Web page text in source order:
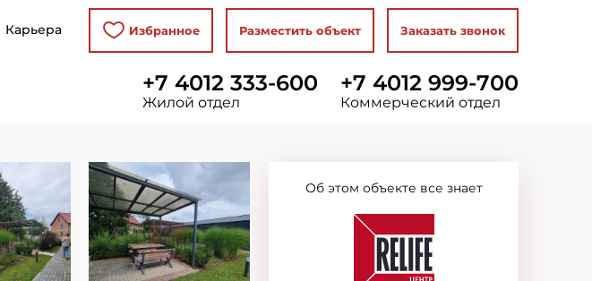
Карьера Избранное Разместить объект Заказать звонок
+7 4012 333-600
Жилой отдел
+7 4012 999-700
Коммерческий отдел
Об этом объекте все знает